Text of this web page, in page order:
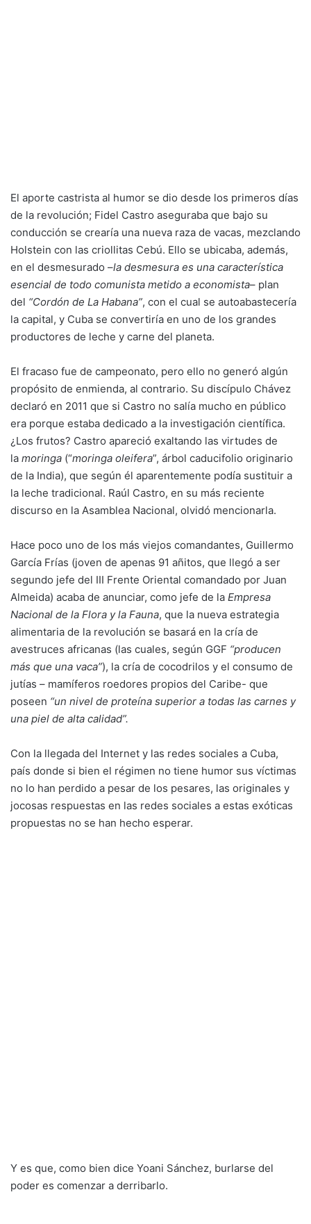
El aporte castrista al humor se dio desde los primeros días
de la revolución; Fidel Castro aseguraba que bajo su
conducción se crearía una nueva raza de vacas, mezclando
Holstein con las criollitas Cebú. Ello se ubicaba, además,
en el desmesurado –la desmesura es una característica
esencial de todo comunista metido a economista– plan
del “Cordón de La Habana”, con el cual se autoabastecería
la capital, y Cuba se convertiría en uno de los grandes
productores de leche y carne del planeta.
El fracaso fue de campeonato, pero ello no generó algún
propósito de enmienda, al contrario. Su discípulo Chávez
declaró en 2011 que si Castro no salía mucho en público
era porque estaba dedicado a la investigación científica.
¿Los frutos? Castro apareció exaltando las virtudes de
la moringa (“moringa oleifera”, árbol caducifolio originario
de la India), que según él aparentemente podía sustituir a
la leche tradicional. Raúl Castro, en su más reciente
discurso en la Asamblea Nacional, olvidó mencionarla.
Hace poco uno de los más viejos comandantes, Guillermo
García Frías (joven de apenas 91 añitos, que llegó a ser
segundo jefe del III Frente Oriental comandado por Juan
Almeida) acaba de anunciar, como jefe de la Empresa
Nacional de la Flora y la Fauna, que la nueva estrategia
alimentaria de la revolución se basará en la cría de
avestruces africanas (las cuales, según GGF “producen
más que una vaca”), la cría de cocodrilos y el consumo de
jutías – mamíferos roedores propios del Caribe- que
poseen “un nivel de proteína superior a todas las carnes y
una piel de alta calidad”.
Con la llegada del Internet y las redes sociales a Cuba,
país donde si bien el régimen no tiene humor sus víctimas
no lo han perdido a pesar de los pesares, las originales y
jocosas respuestas en las redes sociales a estas exóticas
propuestas no se han hecho esperar.
Y es que, como bien dice Yoani Sánchez, burlarse del
poder es comenzar a derribarlo.